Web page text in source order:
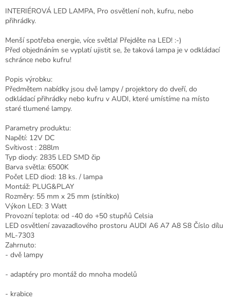
INTERIÉROVÁ LED LAMPA, Pro osvětlení noh, kufru, nebo
přihrádky.
Menší spotřeba energie, více světla! Přejděte na LED! :-)
Před objednáním se vyplatí ujistit se, že taková lampa je v odkládací
schránce nebo kufru!
Popis výrobku:
Předmětem nabídky jsou dvě lampy / projektory do dveří, do
odkládací přihrádky nebo kufru v AUDI, které umístíme na místo
staré tlumené lampy.
Parametry produktu:
Napětí: 12V DC
Svítivost : 288lm
Typ diody: 2835 LED SMD čip
Barva světla: 6500K
Počet LED diod: 18 ks. / lampa
Montáž: PLUG&PLAY
Rozměry: 55 mm x 25 mm (stínítko)
Výkon LED: 3 Watt
Provozní teplota: od -40 do +50 stupňů Celsia
LED osvětlení zavazadlového prostoru AUDI A6 A7 A8 S8 Číslo dílu
ML-7303
Zahrnuto:
- dvě lampy
- adaptéry pro montáž do mnoha modelů
- krabice